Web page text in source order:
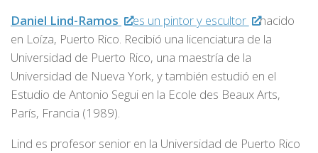
Daniel Lind-Ramos es un pintor y escultor
nacido
en Loíza, Puerto Rico. Recibió una licenciatura de la
Universidad de Puerto Rico, una maestría de la
Universidad de Nueva York, y también estudió en el
Estudio de Antonio Segui en la Ecole des Beaux Arts,
París, Francia (1989).
Lind es profesor senior en la Universidad de Puerto Rico